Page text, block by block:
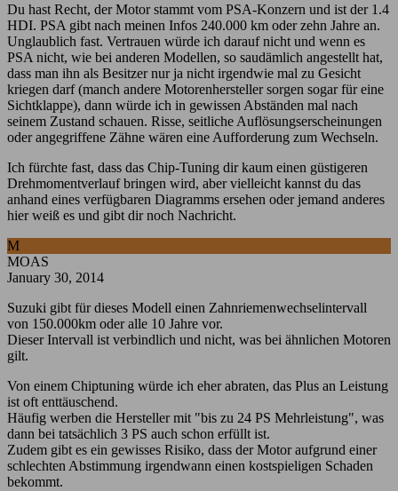
Du hast Recht, der Motor stammt vom PSA-Konzern und ist der 1.4
HDI. PSA gibt nach meinen Infos 240.000 km oder zehn Jahre an.
Unglaublich fast. Vertrauen würde ich darauf nicht und wenn es
PSA nicht, wie bei anderen Modellen, so saudämlich angestellt hat,
dass man ihn als Besitzer nur ja nicht irgendwie mal zu Gesicht
kriegen darf (manch andere Motorenhersteller sorgen sogar für eine
Sichtklappe), dann würde ich in gewissen Abständen mal nach
seinem Zustand schauen. Risse, seitliche Auflösungserscheinungen
oder angegriffene Zähne wären eine Aufforderung zum Wechseln.
Ich fürchte fast, dass das Chip-Tuning dir kaum einen güstigeren
Drehmomentverlauf bringen wird, aber vielleicht kannst du das
anhand eines verfügbaren Diagramms ersehen oder jemand anderes
hier weiß es und gibt dir noch Nachricht.
M
MOAS
January 30, 2014
Suzuki gibt für dieses Modell einen Zahnriemenwechselintervall
von 150.000km oder alle 10 Jahre vor.
Dieser Intervall ist verbindlich und nicht, was bei ähnlichen Motoren
gilt.
Von einem Chiptuning würde ich eher abraten, das Plus an Leistung
ist oft enttäuschend.
Häufig werben die Hersteller mit "bis zu 24 PS Mehrleistung", was
dann bei tatsächlich 3 PS auch schon erfüllt ist.
Zudem gibt es ein gewisses Risiko, dass der Motor aufgrund einer
schlechten Abstimmung irgendwann einen kostspieligen Schaden
bekommt.